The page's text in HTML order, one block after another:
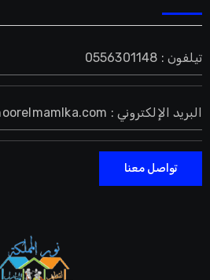
تيلفون : 0556301148
البريد الإلكتروني : noorelmamlka.com
تواصل معنا